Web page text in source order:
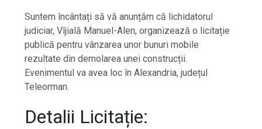
Suntem încântați să vă anunțăm că lichidatorul
judiciar, Vîjială Manuel-Alen, organizează o licitație
publică pentru vânzarea unor bunuri mobile
rezultate din demolarea unei construcții.
Evenimentul va avea loc în Alexandria, județul
Teleorman.
Detalii Licitație: